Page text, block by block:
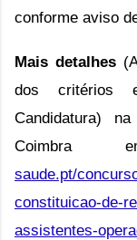
conforme aviso
Mais detalhes
dos critérios
Candidatura)
saude.pt/
constituicao-de-
assistentes-